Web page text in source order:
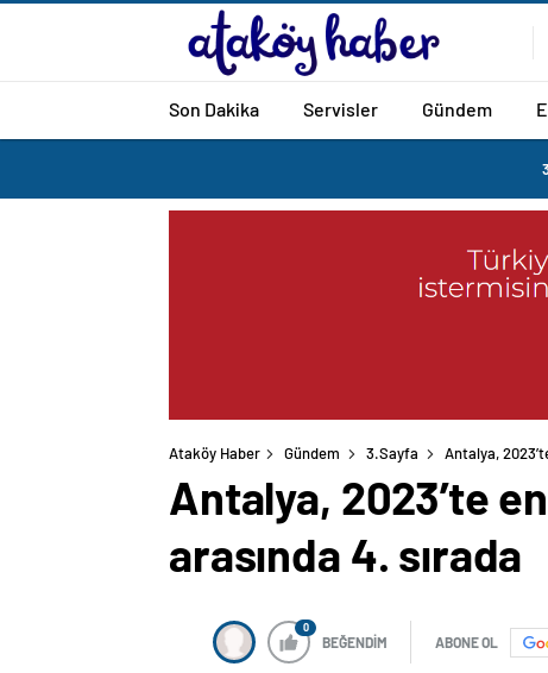
Son Dakika Servisler Gündem
Ataköy Haber Gündem 3.Sayfa Antalya,
Antalya, 2023’te
arasında 4. sırada
0
BEĞENDİM ABONE OL